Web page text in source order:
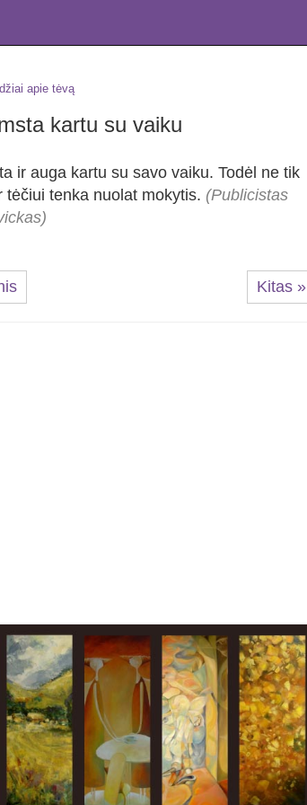
apie tėvą
kartu su vaiku
ir auga kartu su savo vaiku. Todėl ne tik
tėčiui tenka nuolat mokytis. (Publicistas
Kitas »